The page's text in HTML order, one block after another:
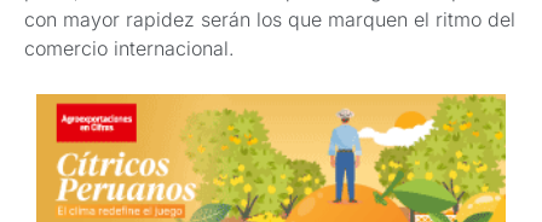
con mayor rapidez serán los que marquen el ritmo del
comercio internacional.